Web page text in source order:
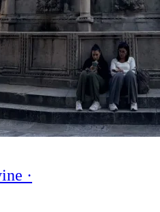
·